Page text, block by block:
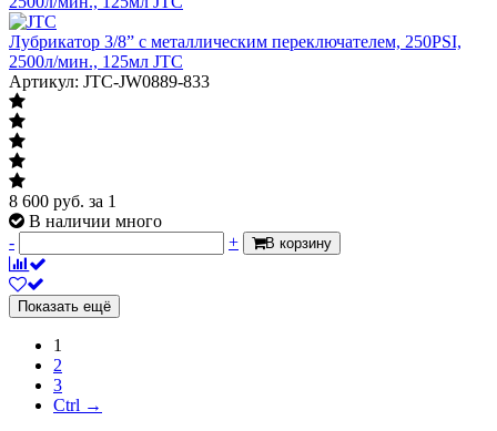
Лубрикатор 3/8” с металлическим переключателем, 250PSI,
2500л/мин., 125мл JTC
Артикул: JTC-JW0889-833
8 600 руб. за 1
В наличии много
-
+ В корзину
Показать ещё
1
2
3
Ctrl →